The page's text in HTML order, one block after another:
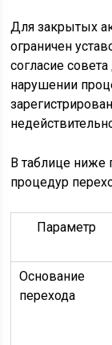
Для закрытых
ограничен
согласие
нарушении
В таблице
процедур
Параметр
Основание
перехода